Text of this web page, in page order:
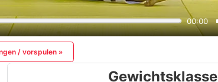
/ vorspulen »
Gewichtsklasse